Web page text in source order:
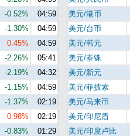
-0.52%
04:59
-1.30%
04:59
0.45%
04:59
-2.26%
05:41
-2.19%
04:32
-1.15%
04:59
-1.37%
02:19
0.98%
02:19
-0.83%
01:29
美元/港币
美元/台币
美元/韩元
美元/泰铢
美元/新元
美元/菲披索
美元/马来币
美元/印尼盾
美元/印度卢比